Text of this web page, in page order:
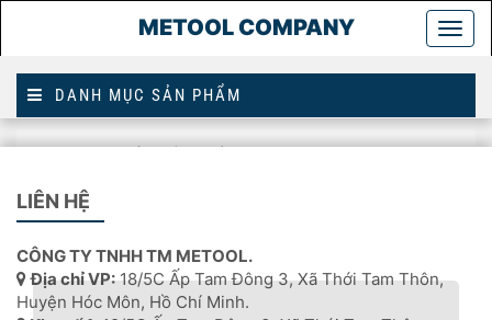
METOOL COMPANY
DANH MỤC SẢN PHẨM
Trangdây chuyền sản xuất thông minh
DÂY CHUYỀN SẢN XUẤT THÔNG MINH
LIÊN HỆ
CÔNG TY TNHH TM METOOL.
Địa chỉ VP:18/5C Ấp Tam Đông 3, Xã Thới Tam Thôn,
Huyện Hóc Môn, Hồ Chí Minh.